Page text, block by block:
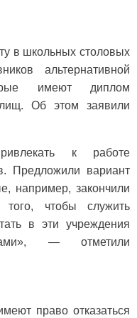
в школьных столовых
альтернативной
имеют диплом
Об этом заявили
к работе
Предложили вариант
например, закончили
того, чтобы служить
в эти учреждения
— отметили
право отказаться